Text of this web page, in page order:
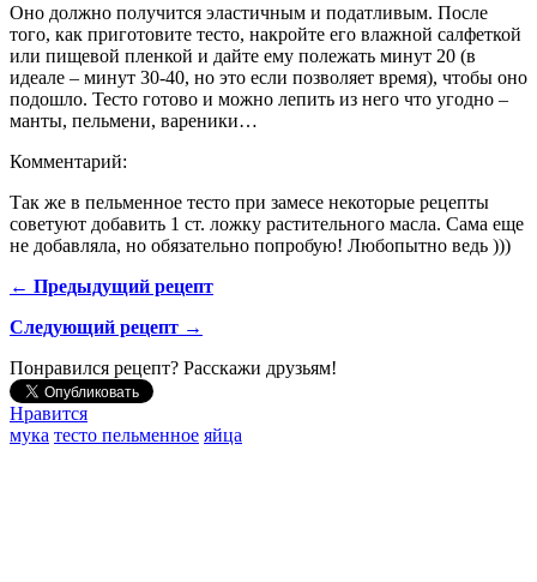
Оно должно получится эластичным и податливым. После
того, как приготовите тесто, накройте его влажной салфеткой
или пищевой пленкой и дайте ему полежать минут 20 (в
идеале – минут 30-40, но это если позволяет время), чтобы оно
подошло. Тесто готово и можно лепить из него что угодно –
манты, пельмени, вареники…
Комментарий:
Так же в пельменное тесто при замесе некоторые рецепты
советуют добавить 1 ст. ложку растительного масла. Сама еще
не добавляла, но обязательно попробую! Любопытно ведь )))
← Предыдущий рецепт
Следующий рецепт →
Понравился рецепт? Расскажи друзьям!
Нравится
мука тесто пельменное яйца